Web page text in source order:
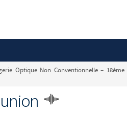
Optique Non Conventionnelle – 18ème